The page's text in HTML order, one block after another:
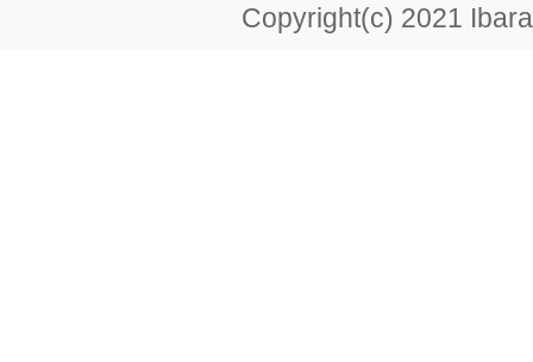
Copyright(c) 2021